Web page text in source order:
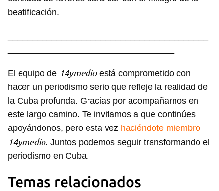
beatificación.
El equipo de 14ymedioestá comprometido con
hacer un periodismo serio que refleje la realidad de
la Cuba profunda. Gracias por acompañarnos en
este largo camino. Te invitamos a que continúes
apoyándonos, pero esta vez haciéndote miembro
14ymedio. Juntos podemos seguir transformando el
periodismo en Cuba.
Temas relacionados